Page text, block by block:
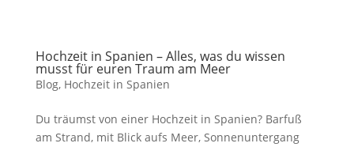
Hochzeit in Spanien – Alles, was du wissen
musst für euren Traum am Meer
Blog, Hochzeit in Spanien
Du träumst von einer Hochzeit in Spanien? Barfuß
am Strand, mit Blick aufs Meer, Sonnenuntergang